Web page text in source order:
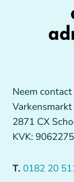
Neem
2871 CX
KVK:
T. 0182 20